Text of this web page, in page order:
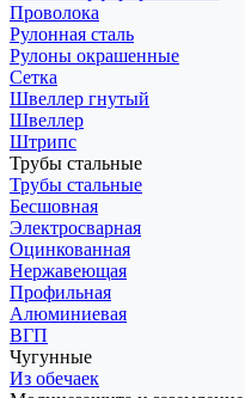
Проволока
Рулонная сталь
Рулоны окрашенные
Сетка
Швеллер гнутый
Швеллер
Штрипс
Трубы стальные
Трубы стальные
Бесшовная
Электросварная
Оцинкованная
Нержавеющая
Профильная
Алюминиевая
ВГП
Чугунные
Из обечаек